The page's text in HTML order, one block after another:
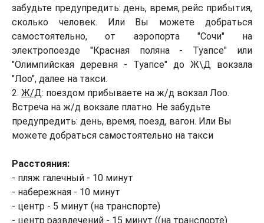
забудьте предупредить: день, время, рейс прибытия,
сколько человек. Или Вы можете добраться
самостоятельно, от аэропорта "Сочи" на
электропоезде "Красная поляна - Туапсе" или
"Олимпийская деревня - Туапсе" до Ж\Д вокзала
"Лоо", далее на такси.
2. Ж/Д: поездом прибываете на ж/д вокзал Лоо.
Встреча на ж/д вокзале платно. Не забудьте
предупредить: день, время, поезд, вагон. Или Вы
можете добраться самостоятельно на такси
Расстояния:
- пляж галечный - 10 минут
- набережная - 10 минут
- центр - 5 минут (на транспорте)
- центр развлечений - 15 минут ((на транспорте)